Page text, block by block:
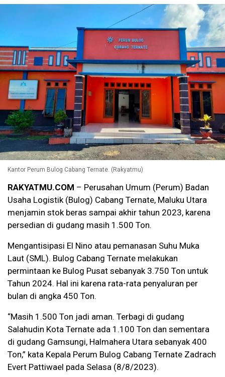
Kantor Perum Bulog Cabang Ternate. (Rakyatmu)
RAKYATMU.COM – Perusahan Umum (Perum) Badan
Usaha Logistik (Bulog) Cabang Ternate, Maluku Utara
menjamin stok beras sampai akhir tahun 2023, karena
persedian di gudang masih 1.500 Ton.
Mengantisipasi El Nino atau pemanasan Suhu Muka
Laut (SML). Bulog Cabang Ternate melakukan
permintaan ke Bulog Pusat sebanyak 3.750 Ton untuk
Tahun 2024. Hal ini karena rata-rata penyaluran per
bulan di angka 450 Ton.
“Masih 1.500 Ton jadi aman. Terbagi di gudang
Salahudin Kota Ternate ada 1.100 Ton dan sementara
di gudang Gamsungi, Halmahera Utara sebanyak 400
Ton,” kata Kepala Perum Bulog Cabang Ternate Zadrach
Evert Pattiwael pada Selasa (8/8/2023).